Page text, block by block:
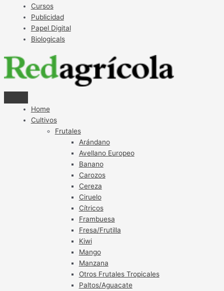
Cursos
Publicidad
Papel Digital
Biologicals
Home
Cultivos
Frutales
Arándano
Avellano Europeo
Banano
Carozos
Cereza
Ciruelo
Cítricos
Frambuesa
Fresa/Frutilla
Kiwi
Mango
Manzana
Otros Frutales Tropicales
Paltos/Aguacate